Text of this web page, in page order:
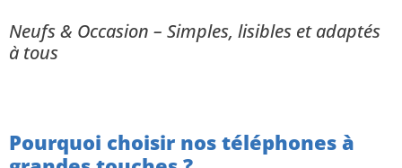
Neufs & Occasion – Simples, lisibles et adaptés
à tous
Pourquoi choisir nos téléphones à